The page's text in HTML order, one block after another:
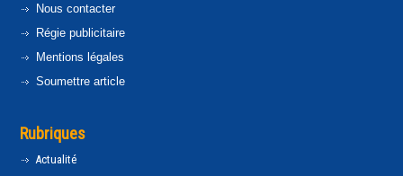
Nous contacter
Régie publicitaire
Mentions légales
Soumettre article
Rubriques
Actualité